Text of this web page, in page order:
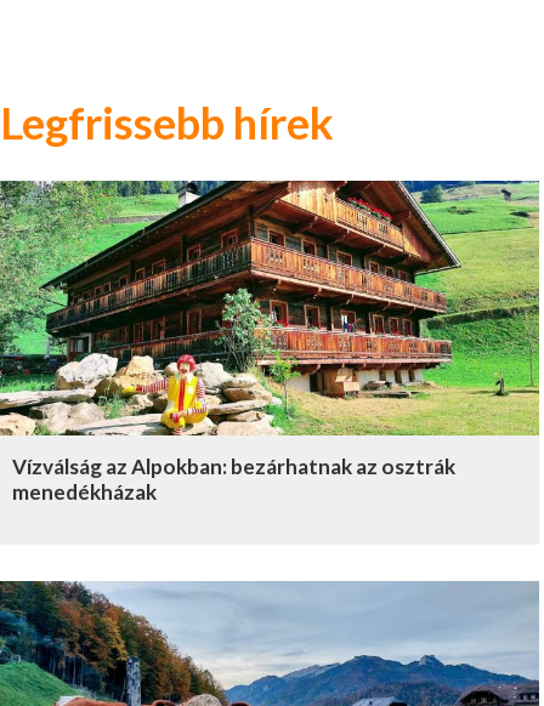
Legfrissebb hírek
Vízválság az Alpokban: bezárhatnak az osztrák
menedékházak